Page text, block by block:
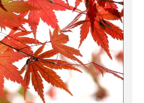
의 영향을 받아 강수량이 적었
이 주로 남해상에 머물러 남부
많았으나 중부지방은 강수량
년 편차] [7월 강수량 평년 편
8월 이후 일본열도에 중심을
어 정체하면서 서해상과 우